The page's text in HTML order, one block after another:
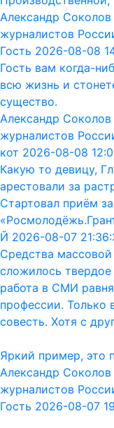
Александр
журналистов
Гость 2026-08-08
Гость вам когда-
всю жизнь и
существо.
Александр
журналистов
кот 2026-08-08
Какую то девицу,
арестовали за
Стартовал приём
Й 2026-08-07
Средства
сложилось
работа в СМИ
профессии. Только
совесть. Хотя с
Яркий пример, это
Александр
журналистов
Гость 2026-08-07